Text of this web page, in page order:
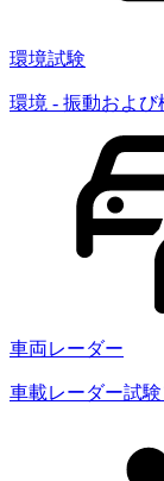
環境試験
環境 - 振動および
車両レーダー
車載レーダー試